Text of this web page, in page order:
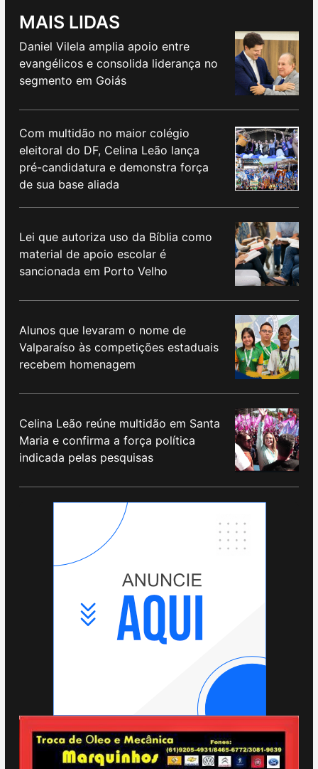
MAIS LIDAS
Daniel Vilela amplia apoio entre
evangélicos e consolida liderança no
segmento em Goiás
Com multidão no maior colégio
eleitoral do DF, Celina Leão lança
pré-candidatura e demonstra força
de sua base aliada
Lei que autoriza uso da Bíblia como
material de apoio escolar é
sancionada em Porto Velho
Alunos que levaram o nome de
Valparaíso às competições estaduais
recebem homenagem
Celina Leão reúne multidão em Santa
Maria e confirma a força política
indicada pelas pesquisas